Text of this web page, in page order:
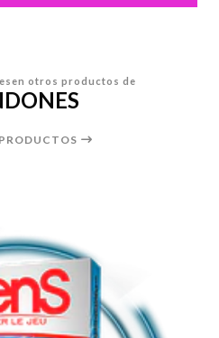
otros productos de